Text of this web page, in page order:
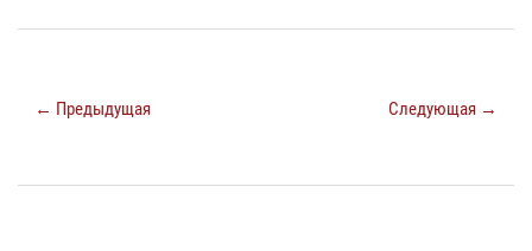
← Предыдущая Следующая →